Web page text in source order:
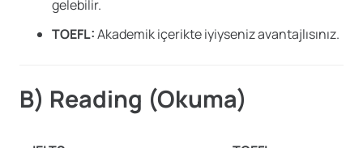
gelebilir.
TOEFL:Akademik içerikte iyiyseniz avantajlısınız.
B) Reading (Okuma)